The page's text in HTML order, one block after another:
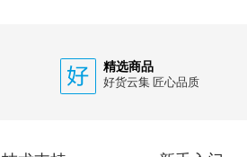
精选商品
好货云集 匠心品质